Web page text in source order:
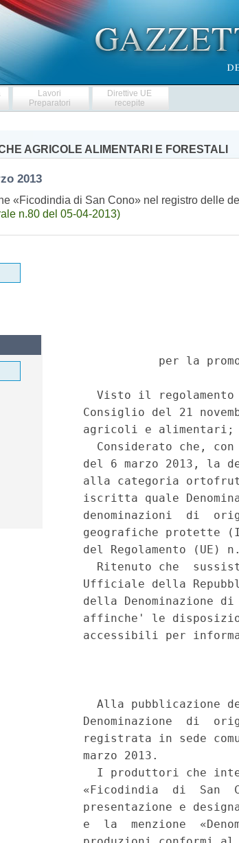
Lavori
Preparatori
Direttive UE
recepite
AGRICOLE ALIMENTARI E FORESTALI
2013
«Ficodindia di San Cono» nel registro delle
n.80 del 05-04-2013)